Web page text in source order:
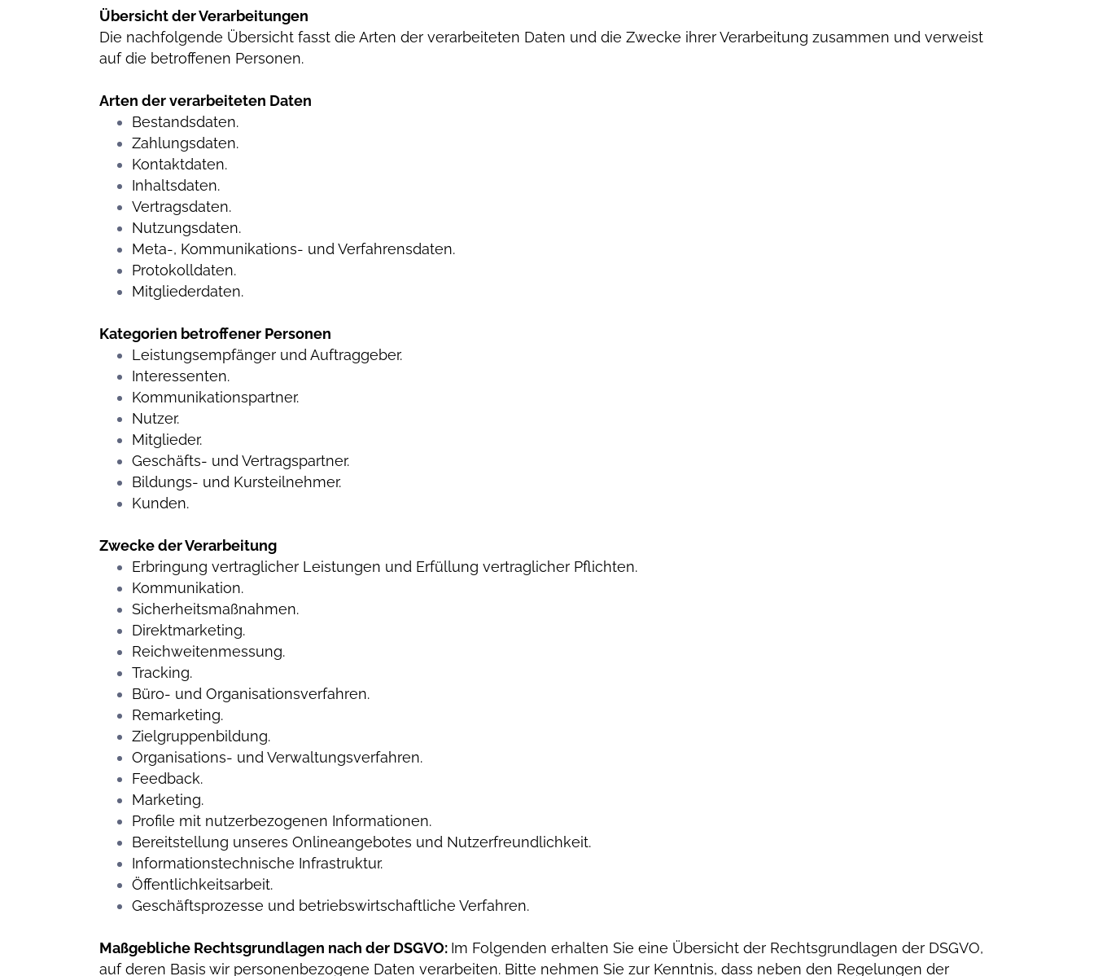
Übersicht der Verarbeitungen
Die nachfolgende Übersicht fasst die Arten der verarbeiteten Daten und die Zwecke ihrer Verarbeitung zusammen und verweist
auf die betroffenen Personen.
Arten der verarbeiteten Daten
Bestandsdaten.
Zahlungsdaten.
Kontaktdaten.
Inhaltsdaten.
Vertragsdaten.
Nutzungsdaten.
Meta-, Kommunikations- und Verfahrensdaten.
Protokolldaten.
Mitgliederdaten.
Kategorien betroffener Personen
Leistungsempfänger und Auftraggeber.
Interessenten.
Kommunikationspartner.
Nutzer.
Mitglieder.
Geschäfts- und Vertragspartner.
Bildungs- und Kursteilnehmer.
Kunden.
Zwecke der Verarbeitung
Erbringung vertraglicher Leistungen und Erfüllung vertraglicher Pflichten.
Kommunikation.
Sicherheitsmaßnahmen.
Direktmarketing.
Reichweitenmessung.
Tracking.
Büro- und Organisationsverfahren.
Remarketing.
Zielgruppenbildung.
Organisations- und Verwaltungsverfahren.
Feedback.
Marketing.
Profile mit nutzerbezogenen Informationen.
Bereitstellung unseres Onlineangebotes und Nutzerfreundlichkeit.
Informationstechnische Infrastruktur.
Öffentlichkeitsarbeit.
Geschäftsprozesse und betriebswirtschaftliche Verfahren.
Maßgebliche Rechtsgrundlagen nach der DSGVO: Im Folgenden erhalten Sie eine Übersicht der Rechtsgrundlagen der DSGVO,
auf deren Basis wir personenbezogene Daten verarbeiten. Bitte nehmen Sie zur Kenntnis, dass neben den Regelungen der